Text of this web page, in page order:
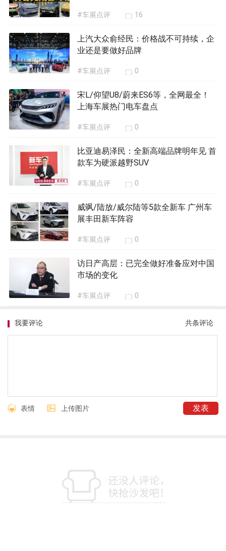
#车展点评 16
上汽大众俞经民：价格战不可持续，企
业还是要做好品牌
#车展点评 0
宋L/仰望U8/蔚来ES6等，全网最全！
上海车展热门电车盘点
#车展点评 0
比亚迪易泽民：全新高端品牌明年见 首
款车为硬派越野SUV
#车展点评 0
威飒/陆放/威尔陆等5款全新车 广州车
展丰田新车阵容
#车展点评 0
访日产高层：已完全做好准备应对中国
市场的变化
#车展点评 0
共条评论
我要评论
表情 上传图片